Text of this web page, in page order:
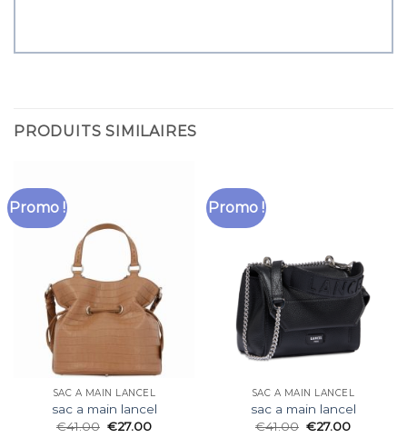
PRODUITS SIMILAIRES
Promo !
SAC A MAIN LANCEL
sac a main lancel
€41.00 €27.00
Promo !
SAC A MAIN LANCEL
sac a main lancel
€41.00 €27.00